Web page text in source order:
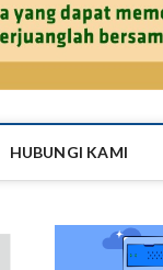
HUBUNGI KAMI